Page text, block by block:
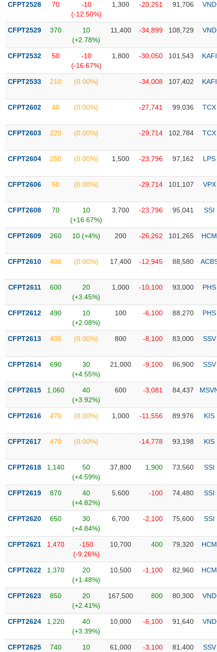
thái
phiếu
mô
thị
Niêm
Niêm
mới
yết
sung
niêm
yết
Theo
dõi
biệt
được
quỹ
mục
ETF
Cổ
chi
tiết
Tổng
quan
Giao
dịch
Tài
chính
Phân
tích
thuật
sơ
nghiệp
tức
sự
CFPT2528 70
-10
(-12.50%)
1,300 -20,251 91,706 VND
CFPT2529 370
10
(+2.78%)
11,400 -34,899 108,729 VND
CFPT2532 50
-10
(-16.67%)
1,800 -30,050 101,543 KAFI
CFPT2533 210 (0.00%) -34,008 107,402 KAFI
CFPT2602 40 (0.00%) -27,741 99,036 TCX
CFPT2603 220 (0.00%) -29,714 102,784 TCX
CFPT2604 250 (0.00%) 1,500 -23,796 97,162 LPS
CFPT2606 50 (0.00%) -29,714 101,107 VPX
CFPT2608 70
10
(+16.67%)
3,700 -23,796 95,041 SSI
CFPT2609 260 10 (+4%) 200 -26,262 101,265 HCM
CFPT2610 400 (0.00%) 17,400 -12,945 88,580
CFPT2611 600
20
(+3.45%)
1,000 -10,100 93,000 PHS
CFPT2612 490
10
(+2.08%)
100 -6,100 88,270 PHS
CFPT2613 400 (0.00%) 800 -8,100 83,000 SSV
CFPT2614 690
30
(+4.55%)
21,000 -9,100 86,900 SSV
CFPT2615 1,060
40
(+3.92%)
600 -3,081 84,437
CFPT2616 470 (0.00%) 1,000 -11,556 89,976 KIS
CFPT2617 470 (0.00%) -14,778 93,198 KIS
CFPT2618 1,140
50
(+4.59%)
37,800 1,900 73,560 SSI
CFPT2619 870
40
(+4.82%)
5,600 -100 74,480 SSI
CFPT2620 650
30
(+4.84%)
6,700 -2,100 75,600 SSI
CFPT2621 1,470
-150
(-9.26%)
10,700 400 79,320 HCM
CFPT2622 1,370
20
(+1.48%)
10,500 -1,100 82,960 HCM
CFPT2623 850
20
(+2.41%)
167,500 800 80,300 VND
CFPT2624 1,220
40
(+3.39%)
10,000 -6,100 91,640 VND
CFPT2625 740 10 61,000 -3,100 81,400 SSV
NGÀNH
DOANH
NGHIỆP
PHIẾU
PHÁI
TRÁI
CÔNG
ĐẦU
TƯ
DỮ
MỚI
Ngành
(-)
VS-
LƯỢNG
NGUYÊN
VẬT
NGHIỆP